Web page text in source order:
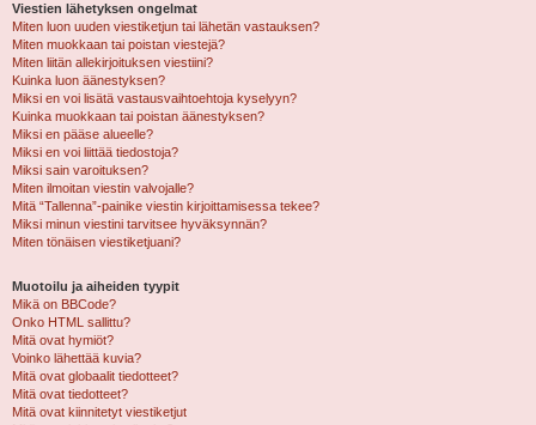
Viestien lähetyksen ongelmat
Miten luon uuden viestiketjun tai lähetän vastauksen?
Miten muokkaan tai poistan viestejä?
Miten liitän allekirjoituksen viestiini?
Kuinka luon äänestyksen?
Miksi en voi lisätä vastausvaihtoehtoja kyselyyn?
Kuinka muokkaan tai poistan äänestyksen?
Miksi en pääse alueelle?
Miksi en voi liittää tiedostoja?
Miksi sain varoituksen?
Miten ilmoitan viestin valvojalle?
Mitä “Tallenna”-painike viestin kirjoittamisessa tekee?
Miksi minun viestini tarvitsee hyväksynnän?
Miten tönäisen viestiketjuani?
Muotoilu ja aiheiden tyypit
Mikä on BBCode?
Onko HTML sallittu?
Mitä ovat hymiöt?
Voinko lähettää kuvia?
Mitä ovat globaalit tiedotteet?
Mitä ovat tiedotteet?
Mitä ovat kiinnitetyt viestiketjut